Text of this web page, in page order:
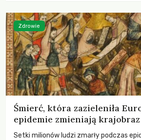
Śmierć, która zazieleniła
epidemie zmieniają krajobraz
Setki milionów ludzi zmarły podczas
Zdrowie